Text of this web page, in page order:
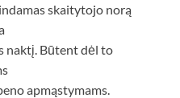
skaitytojo norą
naktį. Būtent dėl to
apmąstymams.